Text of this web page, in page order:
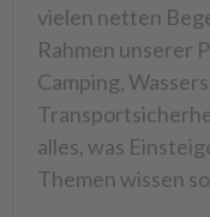
vielen netten
Rahmen unserer
Camping,
alles, was
Themen wissen